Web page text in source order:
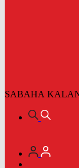
SABAHA